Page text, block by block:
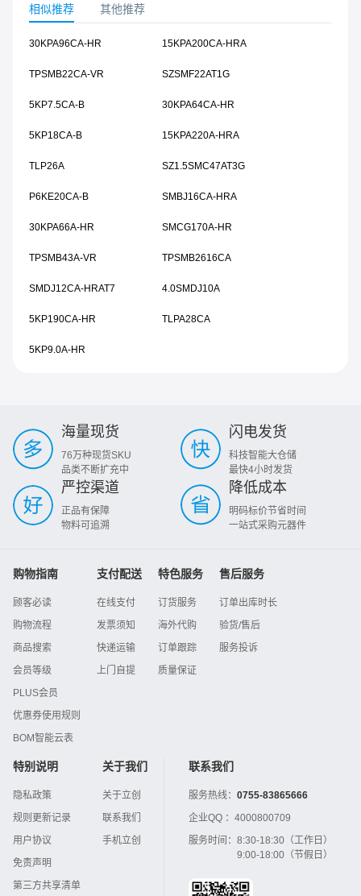
相似推荐 其他推荐
30KPA96CA-HR 15KPA200CA-HRA
TPSMB22CA-VR SZSMF22AT1G
5KP7.5CA-B 30KPA64CA-HR
5KP18CA-B 15KPA220A-HRA
TLP26A SZ1.5SMC47AT3G
P6KE20CA-B SMBJ16CA-HRA
30KPA66A-HR SMCG170A-HR
TPSMB43A-VR TPSMB2616CA
SMDJ12CA-HRAT7 4.0SMDJ10A
5KP190CA-HR TLPA28CA
5KP9.0A-HR
海量现货
76万种现货SKU
品类不断扩充中
闪电发货
科技智能大仓储
最快4小时发货
严控渠道
正品有保障
物料可追溯
降低成本
明码标价节省时间
一站式采购元器件
购物指南
顾客必读
购物流程
商品搜索
会员等级
PLUS会员
优惠券使用规则
BOM智能云表
支付配送
在线支付
发票须知
快递运输
上门自提
特色服务
订货服务
海外代购
订单跟踪
质量保证
售后服务
订单出库时长
验货/售后
服务投诉
特别说明
隐私政策
规则更新记录
用户协议
免责声明
第三方共享清单
关于我们
关于立创
联系我们
手机立创
联系我们
服务热线： 0755-83865666
企业QQ ： 4000800709
服务时间： 8:30-18:30（工作日）
9:00-18:00（节假日）